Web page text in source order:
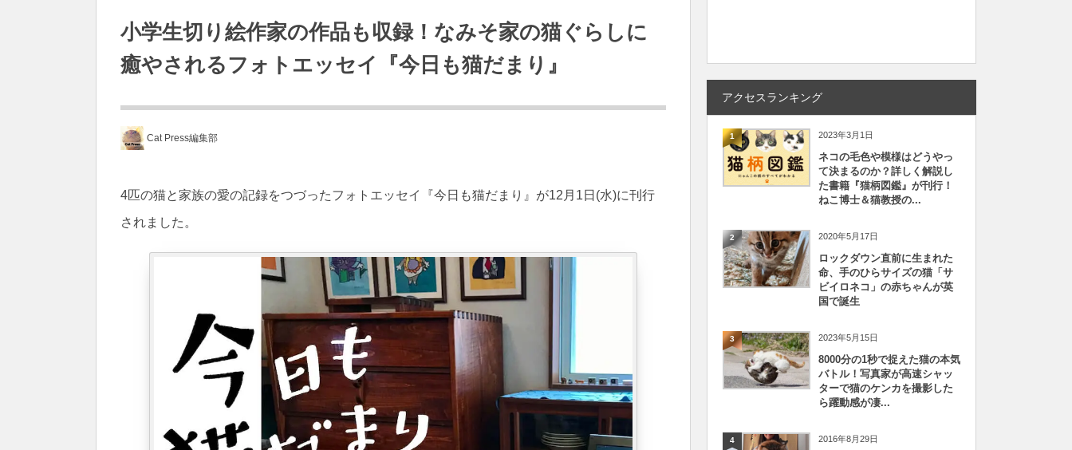
小学生切り絵作家の作品も収録！なみそ家の猫ぐらしに
癒やされるフォトエッセイ『今日も猫だまり』
Cat Press編集部
4匹の猫と家族の愛の記録をつづったフォトエッセイ『今日も猫だまり』が12月1日(水)に刊行
されました。
アクセスランキング
1 2023年3月1日
ネコの毛色や模様はどうやっ
て決まるのか？詳しく解説し
た書籍『猫柄図鑑』が刊行！
ねこ博士＆猫教授の...
2 2020年5月17日
ロックダウン直前に生まれた
命、手のひらサイズの猫「サ
ビイロネコ」の赤ちゃんが英
国で誕生
3 2023年5月15日
8000分の1秒で捉えた猫の本気
バトル！写真家が高速シャッ
ターで猫のケンカを撮影した
ら躍動感が凄...
4 2016年8月29日